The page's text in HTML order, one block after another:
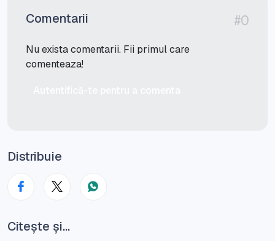
Comentarii #0
Nu exista comentarii. Fii primul care
comenteaza!
Distribuie
Citește și...